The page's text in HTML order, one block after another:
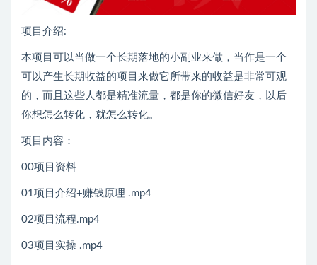
项目介绍:
本项目可以当做一个长期落地的小副业来做，当作是一个
可以产生长期收益的项目来做它所带来的收益是非常可观
的，而且这些人都是精准流量，都是你的微信好友，以后
你想怎么转化，就怎么转化。
项目内容：
00项目资料
01项目介绍+赚钱原理 .mp4
02项目流程.mp4
03项目实操 .mp4